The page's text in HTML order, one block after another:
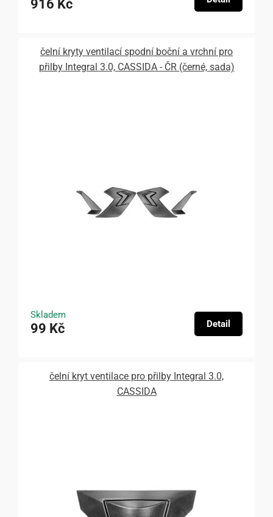
916 Kč
čelní kryty ventilací spodní boční a vrchní pro
přilby Integral 3.0, CASSIDA - ČR (černé, sada)
Skladem
99 Kč Detail
čelní kryt ventilace pro přilby Integral 3.0,
CASSIDA